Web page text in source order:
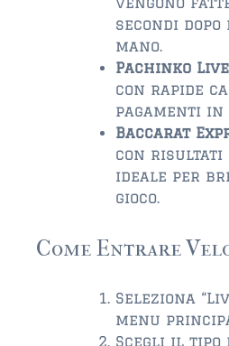
secondi dopo
mano.
Pachinko Live
con rapide
pagamenti
Baccarat
con risultati
ideale per
gioco.
Come Entrare
Seleziona
menu
Scegli il tipo